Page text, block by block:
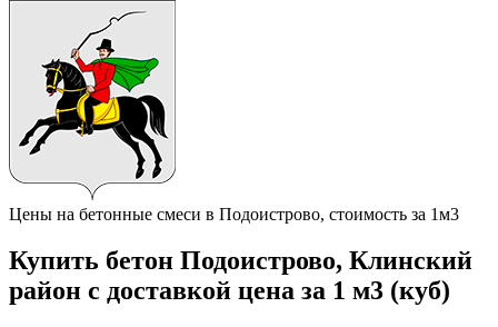
Цены на бетонные смеси в Подоистрово, стоимость за 1м3
Купить бетон Подоистрово, Клинский
район с доставкой цена за 1 м3 (куб)